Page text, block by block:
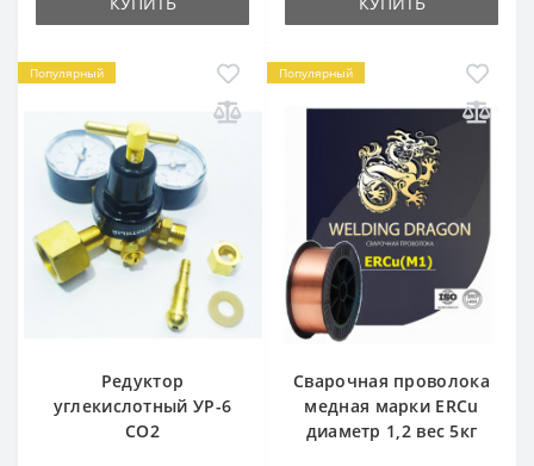
Популярный
Редуктор
углекислотный УР-6
CO2
Популярный
Сварочная проволока
медная марки ERCu
диаметр 1,2 вес 5кг